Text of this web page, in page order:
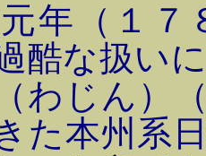
年（１
酷な扱い
わじん）
た本州系